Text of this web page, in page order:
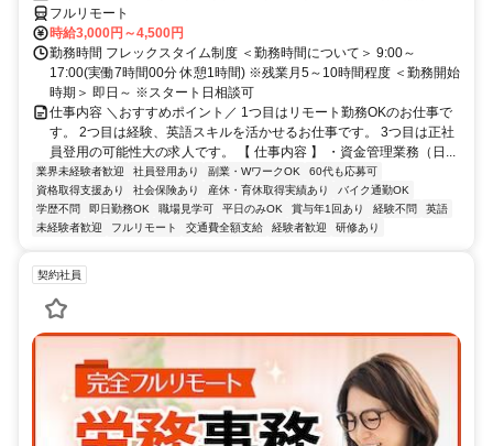
フルリモート
時給3,000円～4,500円
勤務時間 フレックスタイム制度 ＜勤務時間について＞ 9:00～
17:00(実働7時間00分 休憩1時間) ※残業月5～10時間程度 ＜勤務開始
時期＞ 即日～ ※スタート日相談可
仕事内容 ＼おすすめポイント／ 1つ目はリモート勤務OKのお仕事で
す。 2つ目は経験、英語スキルを活かせるお仕事です。 3つ目は正社
員登用の可能性大の求人です。 【 仕事内容 】 ・資金管理業務（日...
業界未経験者歓迎 社員登用あり 副業・WワークOK
60代も応募可
資格取得支援あり
社会保険あり 産休・育休取得実績あり
バイク通勤OK
学歴不問
即日勤務OK 職場見学可 平日のみOK 賞与年1回あり 経験不問
英語
未経験者歓迎
フルリモート 交通費全額支給 経験者歓迎 研修あり
契約社員